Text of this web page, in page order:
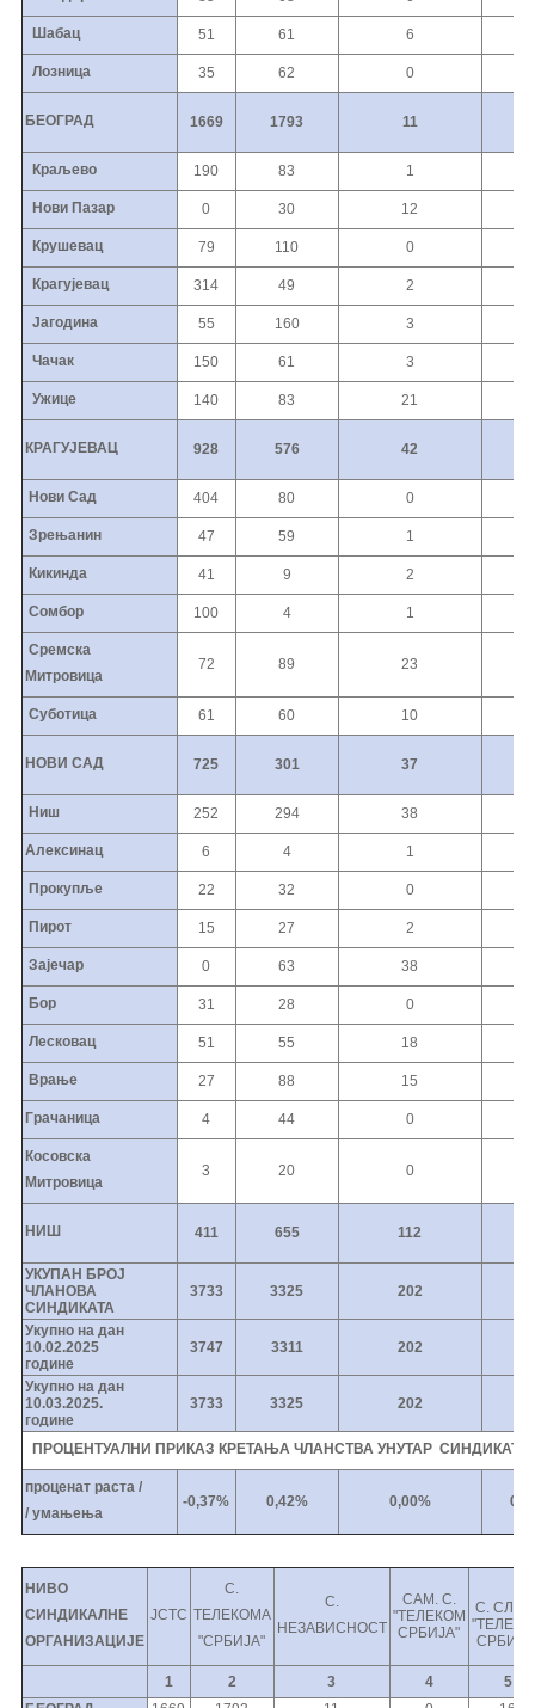
Шабац 51 61 6
Лозница 35 62 0
БЕОГРАД 1669 1793 11
Краљево 190 83 1
Нови Пазар 0 30 12
Крушевац 79 110 0
Крагујевац 314 49 2
Јагодина 55 160 3
Чачак 150 61 3
Ужице 140 83 21
КРАГУЈЕВАЦ 928 576 42
Нови Сад 404 80 0
Зрењанин 47 59 1
Кикинда 41 9 2
Сомбор 100 4 1
Сремска
Митровица
72 89 23
Суботица 61 60 10
НОВИ САД 725 301 37
Ниш 252 294 38
Алексинац 6 4 1
Прокупље 22 32 0
Пирот 15 27 2
Зајечар 0 63 38
Бор 31 28 0
Лесковац 51 55 18
Врање 27 88 15
Грачаница 4 44 0
Косовска
Митровица
3 20 0
НИШ 411 655 112
УКУПАН БРОЈ
ЧЛАНОВА
СИНДИКАТА
3733 3325 202
Укупно на дан
10.02.2025
године
3747 3311 202
Укупно на дан
10.03.2025.
године
3733 3325 202
ПРОЦЕНТУАЛНИ ПРИКАЗ КРЕТАЊА ЧЛАНСТВА УНУТАР
проценат раста /
/ умањења
-0,37% 0,42% 0,00%
НИВО
СИНДИКАЛНЕ
ОРГАНИЗАЦИЈЕ
ЈСТC
С.
ТЕЛЕКОМА
"СРБИЈА"
С.
НЕЗАВИСНОСТ
САМ. С.
"ТЕЛЕКОМ
СРБИЈА"
С.
1 2 3 4
5